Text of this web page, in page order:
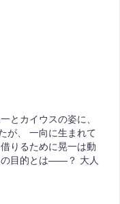
とカイウスの姿に、
が、 一向に生まれて
りるために晃一は動
の目的とは――？ 大人